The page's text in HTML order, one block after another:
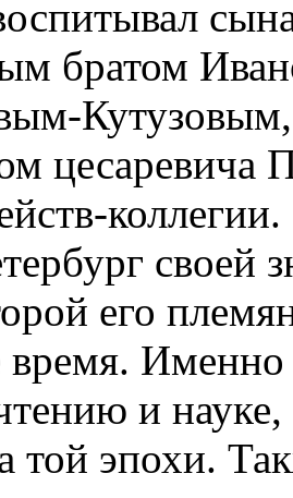
братом
цесаревича
своей
его
время.
и
той эпохи.